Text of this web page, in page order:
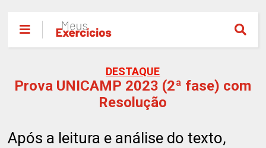
DESTAQUE
Prova UNICAMP 2023 (2ª fase) com
Resolução
Após a leitura e análise do texto,